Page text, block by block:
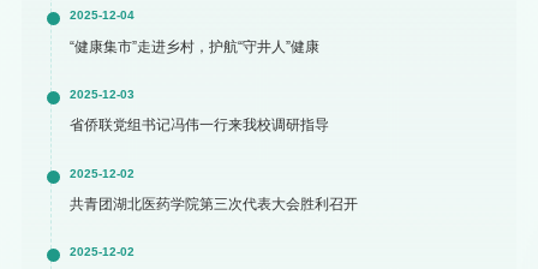
2025-12-04
“健康集市”走进乡村，护航“守井人”健康
2025-12-03
省侨联党组书记冯伟一行来我校调研指导
2025-12-02
共青团湖北医药学院第三次代表大会胜利召开
2025-12-02